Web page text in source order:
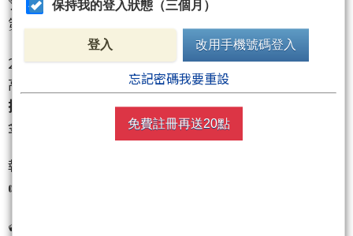
第1名：均分聚財點數2,500點
2月賽事剩下最後幾天！
高手同場較勁，榮耀只屬於最後的強者。
把握每一次出手機會，衝向排行榜首，拿走新台幣獎
金！
報名詳情與規則
👉
🔓
保持我的登入狀態（三個月）
登入 改用手機號碼登入
忘記密碼我要重設
免費註冊再送20點